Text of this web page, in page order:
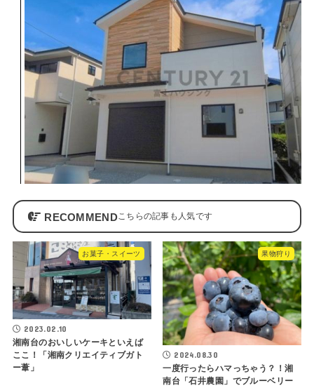
RECOMMEND
お菓子・スイーツ
2023.02.10
湘南台のおいしいケーキといえば
ここ！「湘南クリエイティブガト
ー葦」
果物狩り
2024.08.30
一度行ったらハマっちゃう？！湘
南台「石井農園」でブルーベリー